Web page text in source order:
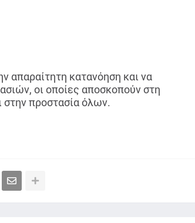
απαραίτητη κατανόηση και να
οι οποίες αποσκοπούν στη
στην προστασία όλων.